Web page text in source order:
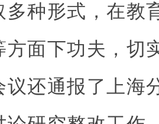
多种形式，在教
方面下功夫，切
议还通报了上海